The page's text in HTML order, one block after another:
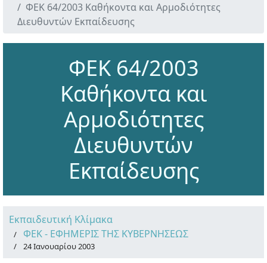
ΦΕΚ 64/2003 Καθήκοντα και Αρμοδιότητες
Διευθυντών Εκπαίδευσης
ΦΕΚ 64/2003
Καθήκοντα και
Αρμοδιότητες
Διευθυντών
Εκπαίδευσης
Εκπαιδευτική Κλίμακα
ΦΕΚ - ΕΦΗΜΕΡΙΣ ΤΗΣ ΚΥΒΕΡΝΗΣΕΩΣ
24 Ιανουαρίου 2003